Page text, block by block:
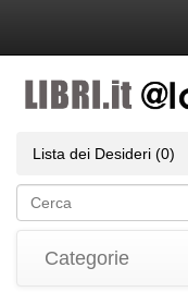
Lista dei Desideri (0)
Categorie